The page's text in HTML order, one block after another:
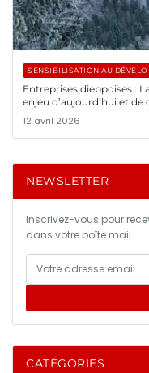
SENSIBILISATION AU
Entreprises dieppoises :
enjeu d’aujourd’hui et de
12 avril 2026
NEWSLETTER
Inscrivez-vous pour
dans votre boîte mail.
CATÉGORIES